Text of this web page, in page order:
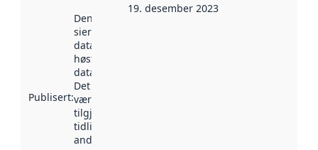
Publisert:
Denne datoen
sier når
datasettet ble
høstet av
data.norge.no.
Det kan ha
vært
tilgjengelig
tidligere
andre steder.
19. desember 2023